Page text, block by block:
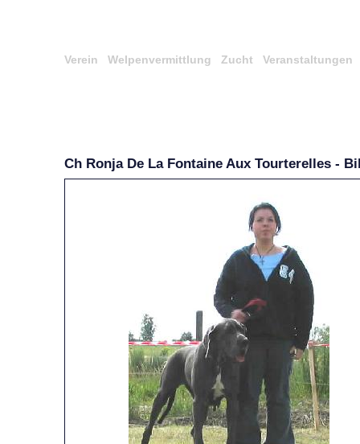
Verein Welpenvermittlung Zucht Veranstaltungen
Ch Ronja De La Fontaine Aux Tourterelles -